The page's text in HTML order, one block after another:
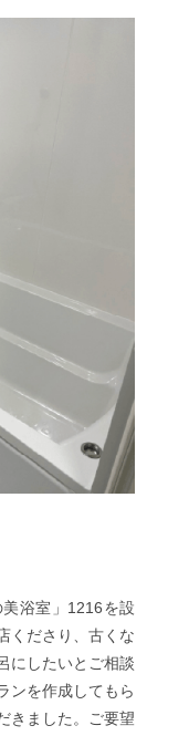
浴室」1216を設
くださり、古くな
にしたいとご相談
ンを作成してもら
きました。ご要望